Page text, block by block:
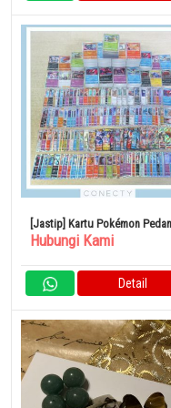
[Jastip] Kartu Pokémon Pedang
& Perisai 2000 Buah Set 1
Hubungi Kami
Detail